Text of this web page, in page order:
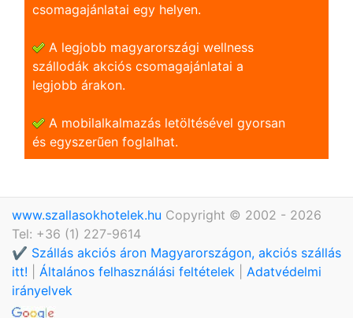
csomagajánlatai egy helyen.
A legjobb magyarországi wellness
szállodák akciós csomagajánlatai a
legjobb árakon.
A mobilalkalmazás letöltésével gyorsan
és egyszerũen foglalhat.
www.szallasokhotelek.hu Copyright © 2002 - 2026
Tel: +36 (1) 227-9614
✔️ Szállás akciós áron Magyarországon, akciós szállás
itt!
Általános felhasználási feltételek
Adatvédelmi
irányelvek